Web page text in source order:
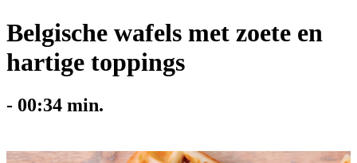
Belgische wafels met zoete en
hartige toppings
- 00:34 min.